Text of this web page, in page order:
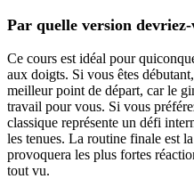
Par quelle version
Ce cours est idéal pour
aux doigts. Si vous êtes
meilleur point de départ, car le
travail pour vous. Si vous
classique représente un défi
les tenues. La routine finale est
provoquera les plus fortes
tout vu.